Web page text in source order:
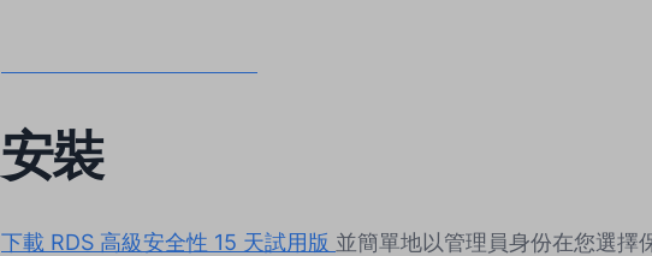
安裝
下載 RDS 高級安全性 15 天試用版 並簡單地以管理員身份在您選